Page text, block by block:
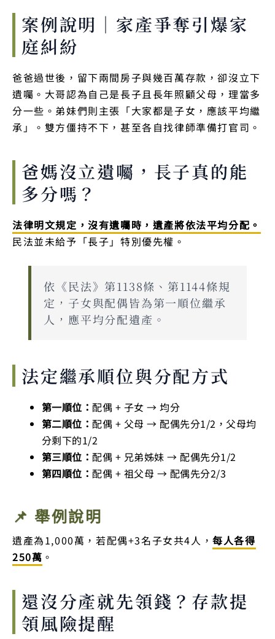
案例說明｜家產爭奪引爆家
庭糾紛
爸爸過世後，留下兩間房子與幾百萬存款，卻沒立下
遺囑。大哥認為自己是長子且長年照顧父母，理當多
分一些。弟妹們則主張「大家都是子女，應該平均繼
承」。雙方僵持不下，甚至各自找律師準備打官司。
爸媽沒立遺囑，長子真的能
多分嗎？
法律明文規定，沒有遺囑時，遺產將依法平均分配。
民法並未給予「長子」特別優先權。
依《民法》第1138條、第1144條規
定，子女與配偶皆為第一順位繼承
人，應平均分配遺產。
法定繼承順位與分配方式
第一順位：配偶 + 子女 → 均分
第二順位：配偶 + 父母 → 配偶先分1/2，父母均
分剩下的1/2
第三順位：配偶 + 兄弟姊妹 → 配偶先分1/2
第四順位：配偶 + 祖父母 → 配偶先分2/3
📌 舉例說明
遺產為1,000萬，若配偶+3名子女共4人，每人各得
250萬 。
還沒分產就先領錢？存款提
領風險提醒